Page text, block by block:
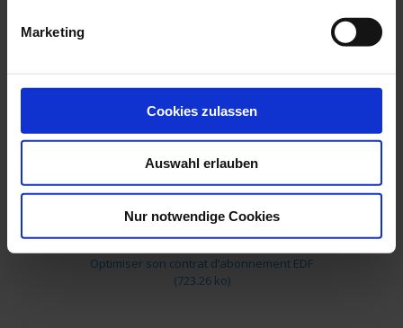
Marketing
Cookies zulassen
Auswahl erlauben
Nur notwendige Cookies
Maîtriser les consommations
(2.43 mo)
Optimiser son contrat d’abonnement EDF
(723.26 ko)